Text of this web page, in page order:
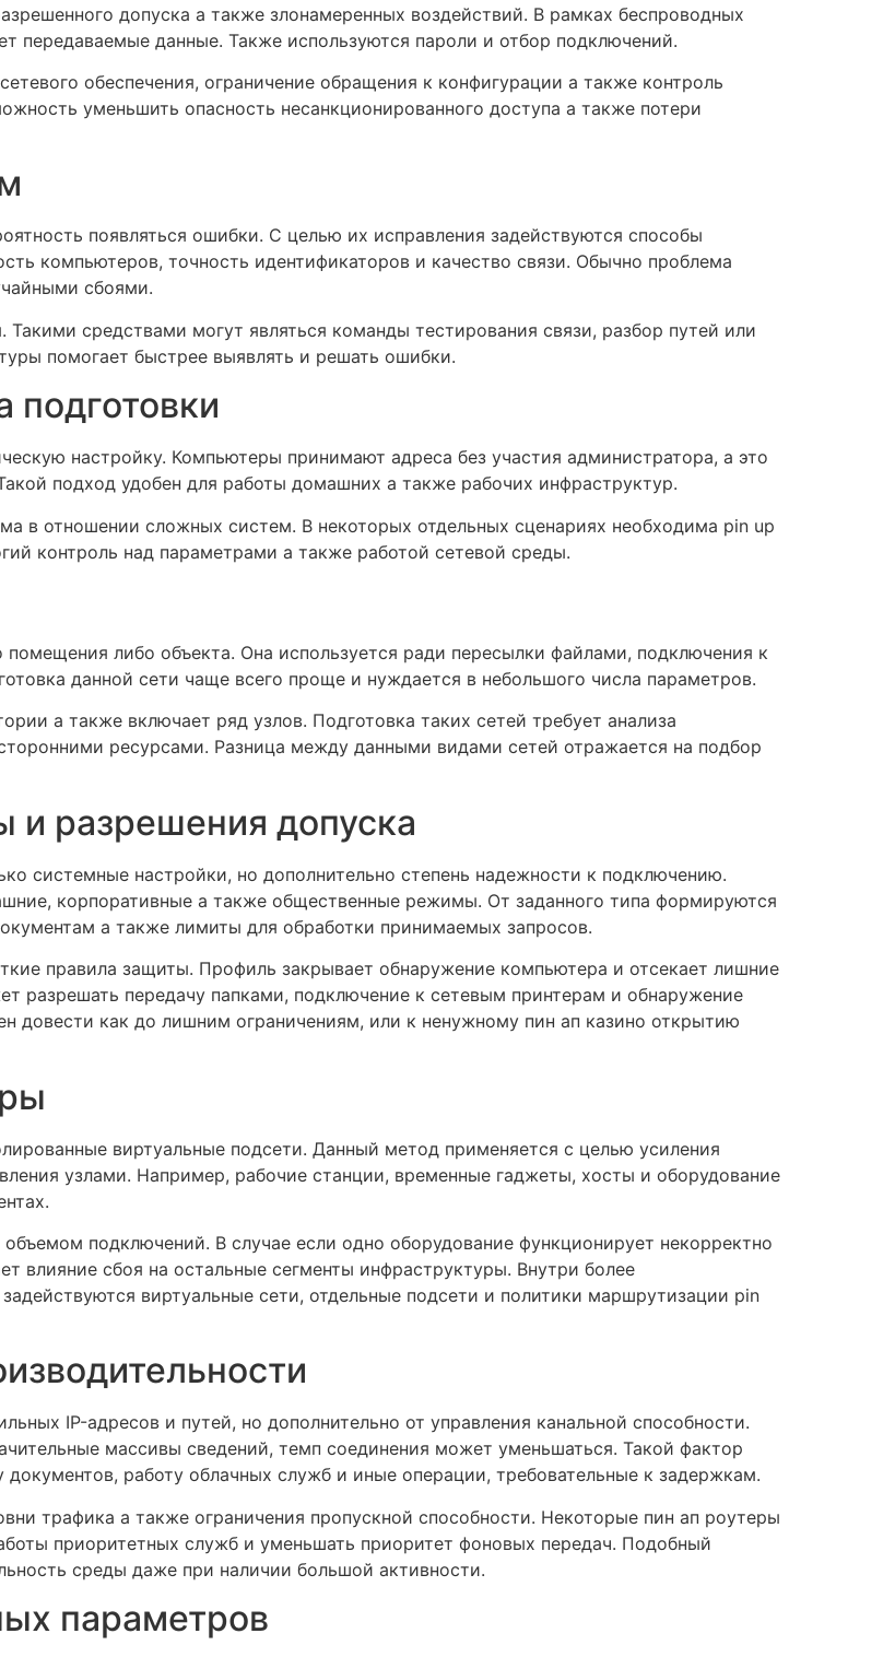
допуска а также злонамеренных воздействий. В рамках беспроводных
передаваемые данные. Также используются пароли и отбор подключений.
обеспечения, ограничение обращения к конфигурации а также контроль
уменьшить опасность несанкционированного доступа а также потери
появляться ошибки. С целью их исправления задействуются способы
компьютеров, точность идентификаторов и качество связи. Обычно проблема
сбоями.
средствами могут являться команды тестирования связи, разбор путей или
помогает быстрее выявлять и решать ошибки.
подготовки
настройку. Компьютеры принимают адреса без участия администратора, а это
подход удобен для работы домашних а также рабочих инфраструктур.
в отношении сложных систем. В некоторых отдельных сценариях необходима pin up
контроль над параметрами а также работой сетевой среды.
помещения либо объекта. Она используется ради пересылки файлами, подключения к
данной сети чаще всего проще и нуждается в небольшого числа параметров.
а также включает ряд узлов. Подготовка таких сетей требует анализа
ресурсами. Разница между данными видами сетей отражается на подбор
и разрешения допуска
системные настройки, но дополнительно степень надежности к подключению.
корпоративные а также общественные режимы. От заданного типа формируются
а также лимиты для обработки принимаемых запросов.
правила защиты. Профиль закрывает обнаружение компьютера и отсекает лишние
передачу папками, подключение к сетевым принтерам и обнаружение
довести как до лишним ограничениям, или к ненужному пин ап казино открытию
виртуальные подсети. Данный метод применяется с целью усиления
узлами. Например, рабочие станции, временные гаджеты, хосты и оборудование
подключений. В случае если одно оборудование функционирует некорректно
влияние сбоя на остальные сегменты инфраструктуры. Внутри более
виртуальные сети, отдельные подсети и политики маршрутизации pin
IP-адресов и путей, но дополнительно от управления канальной способности.
массивы сведений, темп соединения может уменьшаться. Такой фактор
документов, работу облачных служб и иные операции, требовательные к задержкам.
трафика а также ограничения пропускной способности. Некоторые пин ап роутеры
приоритетных служб и уменьшать приоритет фоновых передач. Подобный
среды даже при наличии большой активности.
параметров